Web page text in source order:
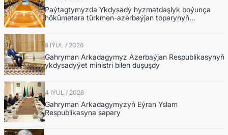
Paýtagtymyzda Ykdysady hyzmatdaşlyk boýunça
hökümetara türkmen-azerbaýjan toparynyň
nobatdaky mejlisi geçirildi
8 IÝUL / 2026
Gahryman Arkadagymyz Azerbaýjan Respublikasynyň
ykdysadyýet ministri bilen duşuşdy
4 IÝUL / 2026
Gahryman Arkadagymyzyň Eýran Yslam
Respublikasyna sapary